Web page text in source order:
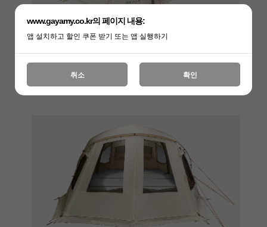
www.gayamy.co.kr의 페이지 내용:
앱 설치하고 할인 쿠폰 받기 또는 앱 실행하기
취소 확인